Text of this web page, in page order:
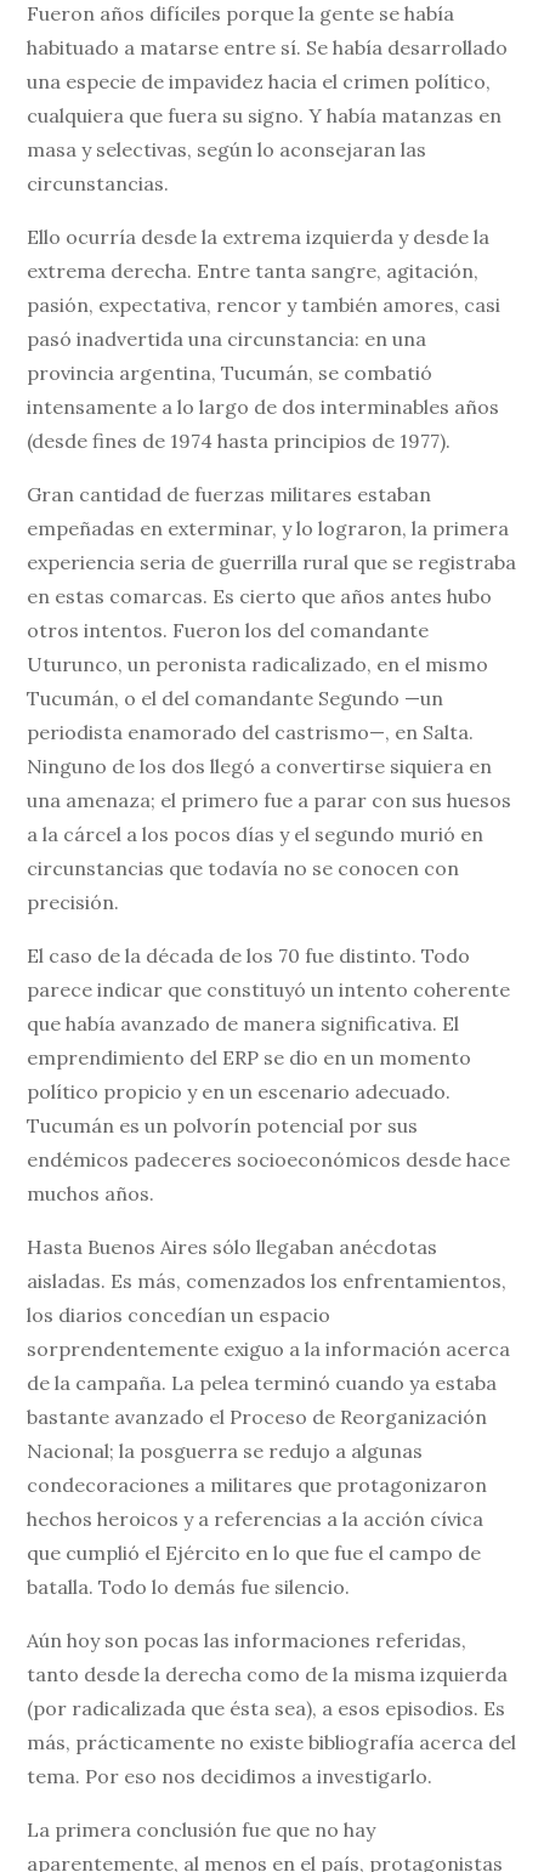
Fueron años difíciles porque la gente se había
habituado a matarse entre sí. Se había desarrollado
una especie de impavidez hacia el crimen político,
cualquiera que fuera su signo. Y había matanzas en
masa y selectivas, según lo aconsejaran las
circunstancias.
Ello ocurría desde la extrema izquierda y desde la
extrema derecha. Entre tanta sangre, agitación,
pasión, expectativa, rencor y también amores, casi
pasó inadvertida una circunstancia: en una
provincia argentina, Tucumán, se combatió
intensamente a lo largo de dos interminables años
(desde fines de 1974 hasta principios de 1977).
Gran cantidad de fuerzas militares estaban
empeñadas en exterminar, y lo lograron, la primera
experiencia seria de guerrilla rural que se registraba
en estas comarcas. Es cierto que años antes hubo
otros intentos. Fueron los del comandante
Uturunco, un peronista radicalizado, en el mismo
Tucumán, o el del comandante Segundo —un
periodista enamorado del castrismo—, en Salta.
Ninguno de los dos llegó a convertirse siquiera en
una amenaza; el primero fue a parar con sus huesos
a la cárcel a los pocos días y el segundo murió en
circunstancias que todavía no se conocen con
precisión.
El caso de la década de los 70 fue distinto. Todo
parece indicar que constituyó un intento coherente
que había avanzado de manera significativa. El
emprendimiento del ERP se dio en un momento
político propicio y en un escenario adecuado.
Tucumán es un polvorín potencial por sus
endémicos padeceres socioeconómicos desde hace
muchos años.
Hasta Buenos Aires sólo llegaban anécdotas
aisladas. Es más, comenzados los enfrentamientos,
los diarios concedían un espacio
sorprendentemente exiguo a la información acerca
de la campaña. La pelea terminó cuando ya estaba
bastante avanzado el Proceso de Reorganización
Nacional; la posguerra se redujo a algunas
condecoraciones a militares que protagonizaron
hechos heroicos y a referencias a la acción cívica
que cumplió el Ejército en lo que fue el campo de
batalla. Todo lo demás fue silencio.
Aún hoy son pocas las informaciones referidas,
tanto desde la derecha como de la misma izquierda
(por radicalizada que ésta sea), a esos episodios. Es
más, prácticamente no existe bibliografía acerca del
tema. Por eso nos decidimos a investigarlo.
La primera conclusión fue que no hay
aparentemente, al menos en el país, protagonistas